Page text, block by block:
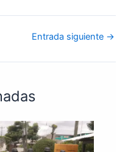
Entrada siguiente →